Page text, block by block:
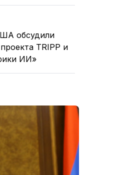
обсудили
TRIPP и
ИИ»